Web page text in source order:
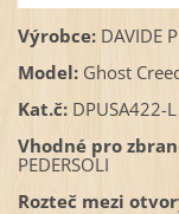
Výrobce:DAVIDE
Model:Ghost
Kat.č: DPUSA422-L
Vhodné pro
PEDERSOLI
Rozteč mezi